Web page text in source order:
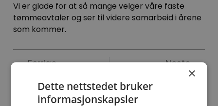
Vi er glade for at så mange velger våre faste
tømmeavtaler og ser til videre samarbeid i årene
som kommer.
Forrige Neste
×
Dette nettstedet bruker
informasjonskapsler